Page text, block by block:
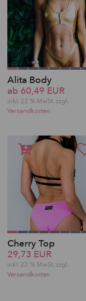
Alita Body
ab 60,49 EUR
inkl. 22 % MwSt. zzgl.
Versandkosten
Cherry Top
29,73 EUR
inkl. 22 % MwSt. zzgl.
Versandkosten